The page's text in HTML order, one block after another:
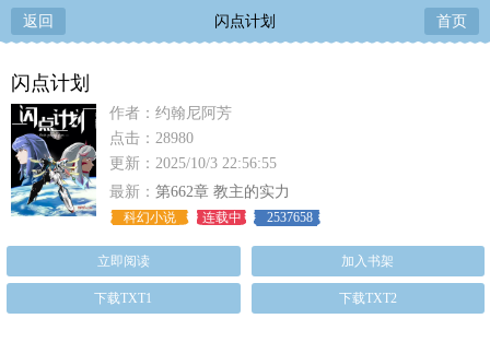
返回 闪点计划 首页
闪点计划
作者：约翰尼阿芳
点击：28980
更新：2025/10/3 22:56:55
最新： 第662章 教主的实力
科幻小说 连载中 2537658
立即阅读 加入书架
下载TXT1 下载TXT2